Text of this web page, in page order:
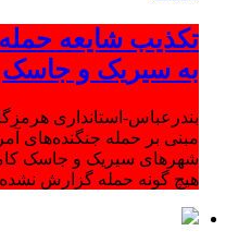
تکذیب شایعه
به سیریک و جاسک
بندرعباس-استانداری
مبنی بر حمله جنگنده‌های
شهرهای سیریک و جاسک
هیچ گونه حمله گزارش